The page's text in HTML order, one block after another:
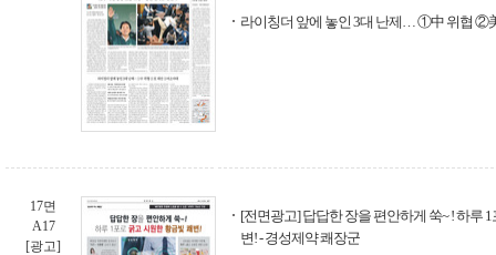
라이칭더 앞에 놓인 3대 난제… ①中 위협 ②
17면
A17
[광고]
[전면광고] 답답한 장을 편안하게 쑥~ ! 하루
변! - 경성제약 쾌장군